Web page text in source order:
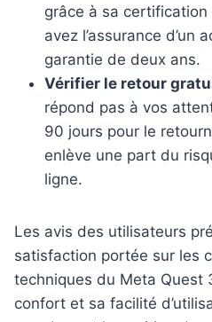
grâce à sa
avez l’assurance d’un
garantie de deux ans.
Vérifier le retour
répond pas à vos
90 jours pour le
enlève une part du
ligne.
Les avis des utilisateurs
satisfaction portée sur les
techniques du Meta Quest
confort et sa facilité